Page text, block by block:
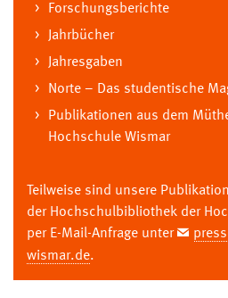
Forschungsberichte
Jahrbücher
Jahresgaben
Norte – Das studentische
Publikationen aus dem
Hochschule Wismar
Teilweise sind unsere
der Hochschulbibliothek der
per E-Mail-Anfrage unter
wismar.de.